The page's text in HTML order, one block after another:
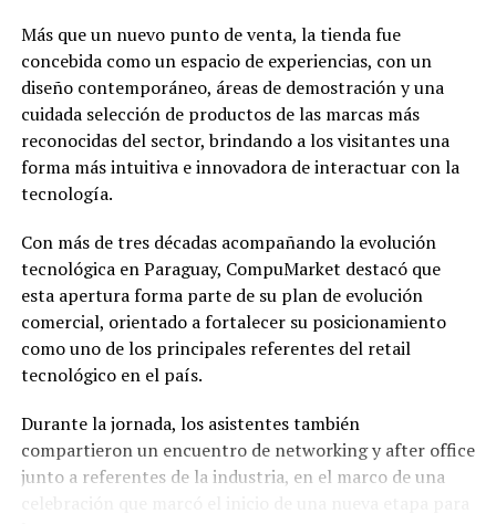
Más que un nuevo punto de venta, la tienda fue
concebida como un espacio de experiencias, con un
diseño contemporáneo, áreas de demostración y una
cuidada selección de productos de las marcas más
reconocidas del sector, brindando a los visitantes una
forma más intuitiva e innovadora de interactuar con la
tecnología.
Con más de tres décadas acompañando la evolución
tecnológica en Paraguay, CompuMarket destacó que
esta apertura forma parte de su plan de evolución
comercial, orientado a fortalecer su posicionamiento
como uno de los principales referentes del retail
tecnológico en el país.
Durante la jornada, los asistentes también
compartieron un encuentro de networking y after office
junto a referentes de la industria, en el marco de una